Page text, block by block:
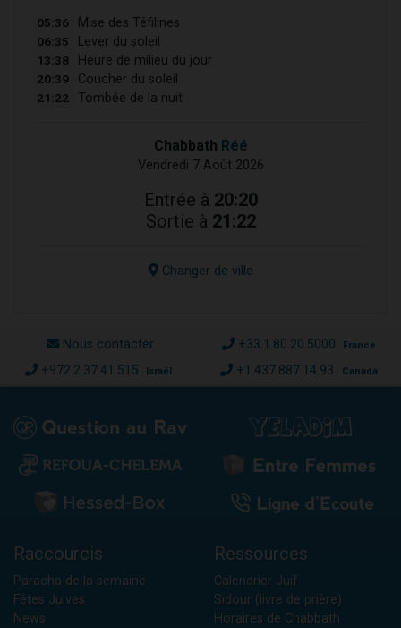
05:36 Mise des Téfilines
06:35 Lever du soleil
13:38 Heure de milieu du jour
20:39 Coucher du soleil
21:22 Tombée de la nuit
Chabbath Réé
Vendredi 7 Août 2026
Entrée à 20:20
Sortie à 21:22
Changer de ville
Nous contacter +33.1.80.20.5000 France
+972.2.37.41.515 Israël +1.437.887.14.93 Canada
Raccourcis
Paracha de la semaine
Fêtes Juives
News
Ressources
Calendrier Juif
Sidour (livre de prière)
Horaires de Chabbath